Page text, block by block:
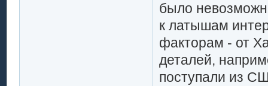
было
к латышам
факторам - от
деталей,
поступали из